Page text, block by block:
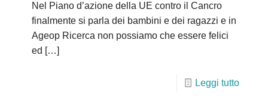
Nel Piano d’azione della UE contro il Cancro
finalmente si parla dei bambini e dei ragazzi e in
Ageop Ricerca non possiamo che essere felici
ed […]
Leggi tutto